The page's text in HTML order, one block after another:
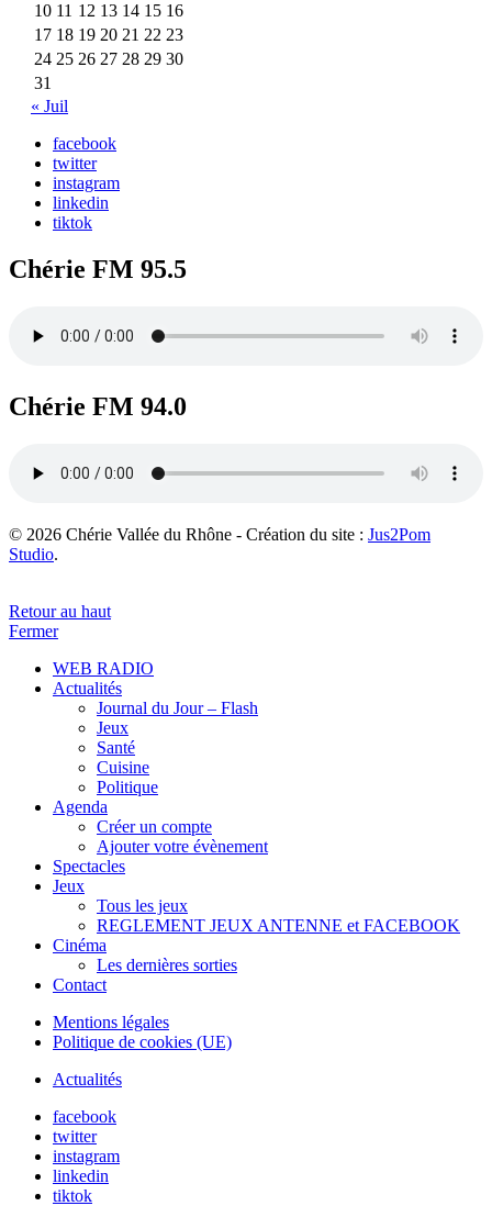
10 11 12 13 14 15 16
17 18 19 20 21 22 23
24 25 26 27 28 29 30
31
« Juil
facebook
twitter
instagram
linkedin
tiktok
Chérie FM 95.5
Chérie FM 94.0
© 2026 Chérie Vallée du Rhône - Création du site : Jus2Pom
Studio.
Retour au haut
Fermer
WEB RADIO
Actualités
Journal du Jour – Flash
Jeux
Santé
Cuisine
Politique
Agenda
Créer un compte
Ajouter votre évènement
Spectacles
Jeux
Tous les jeux
REGLEMENT JEUX ANTENNE et FACEBOOK
Cinéma
Les dernières sorties
Contact
Mentions légales
Politique de cookies (UE)
Actualités
facebook
twitter
instagram
linkedin
tiktok